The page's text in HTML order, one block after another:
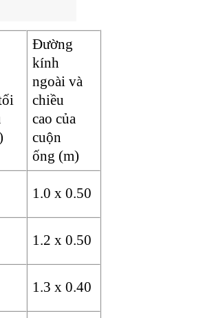
Đường
kính
ngoài và
chiều
cao của
cuộn
ống (m)
1.0 x 0.50
1.2 x 0.50
1.3 x 0.40